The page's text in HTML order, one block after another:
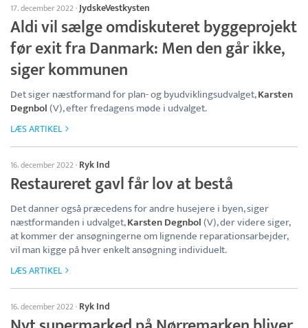
17. december 2022·JydskeVestkysten
Aldi vil sælge omdiskuteret byggeprojekt
før exit fra Danmark: Men den går ikke,
siger kommunen
Det siger næstformand for plan- og byudviklingsudvalget,Karsten
Degnbol(V), efter fredagens møde i udvalget.
LÆS ARTIKEL
16. december 2022· Ryk Ind
Restaureret gavl får lov at bestå
Det danner også præcedens for andre husejere i byen, siger
næstformanden i udvalget,Karsten Degnbol(V), der videre siger,
at kommer der ansøgningerne om lignende reparationsarbejder,
vil man kigge på hver enkelt ansøgning individuelt.
LÆS ARTIKEL
16. december 2022· Ryk Ind